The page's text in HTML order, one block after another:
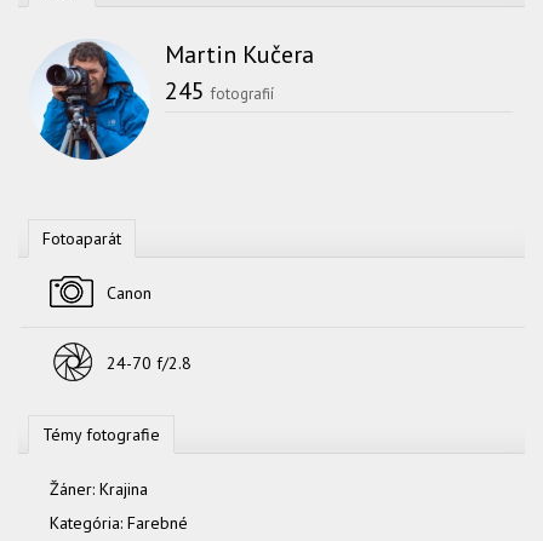
Martin Kučera
245 fotografií
Fotoaparát
Canon
24-70 f/2.8
Témy fotografie
Žáner: Krajina
Kategória: Farebné